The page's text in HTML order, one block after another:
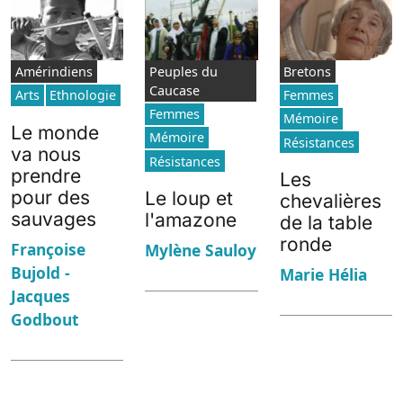
Amérindiens
Arts
Ethnologie
Le monde
va nous
prendre
pour des
sauvages
Françoise
Bujold -
Jacques
Godbout
Peuples du
Caucase
Femmes
Mémoire
Résistances
Le loup et
l'amazone
Mylène Sauloy
Bretons
Femmes
Mémoire
Résistances
Les
chevalières
de la table
ronde
Marie Hélia